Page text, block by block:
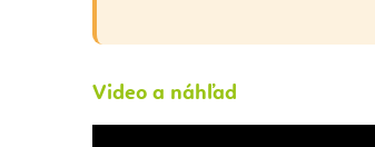
Video a náhľad